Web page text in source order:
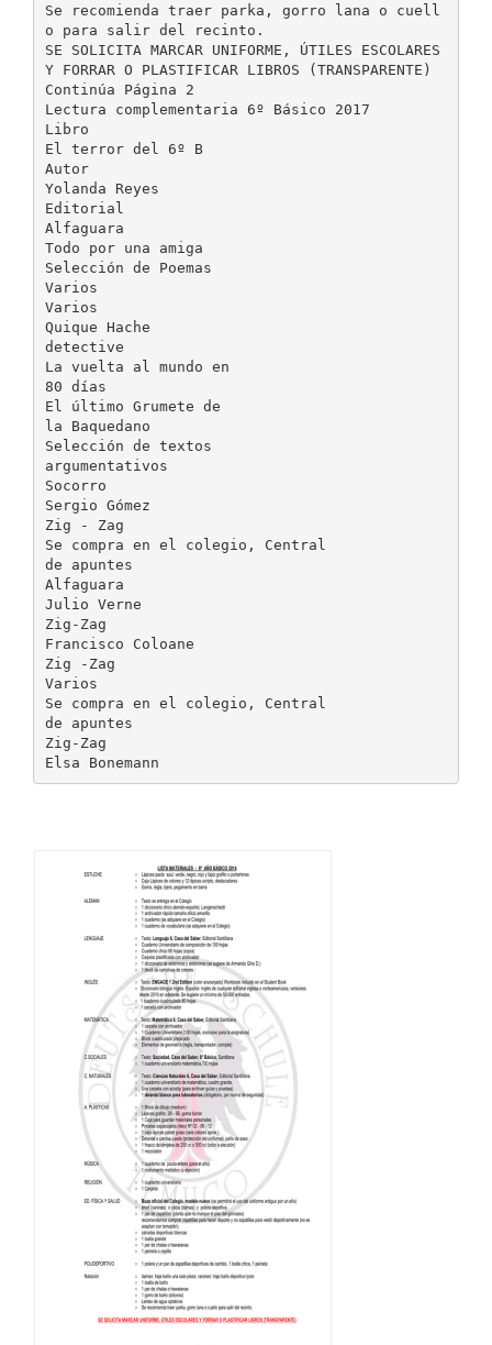
Se recomienda traer parka, gorro lana o cuell
o para salir del recinto.
SE SOLICITA MARCAR UNIFORME, ÚTILES ESCOLARES
Y FORRAR O PLASTIFICAR LIBROS (TRANSPARENTE)
Continúa Página 2
Lectura complementaria 6º Básico 2017
Libro
El terror del 6º B
Autor
Yolanda Reyes
Editorial
Alfaguara
Todo por una amiga
Selección de Poemas
Varios
Varios
Quique Hache
detective
La vuelta al mundo en
80 días
El último Grumete de
la Baquedano
Selección de textos
argumentativos
Socorro
Sergio Gómez
Zig - Zag
Se compra en el colegio, Central
de apuntes
Alfaguara
Julio Verne
Zig-Zag
Francisco Coloane
Zig -Zag
Varios
Se compra en el colegio, Central
de apuntes
Zig-Zag